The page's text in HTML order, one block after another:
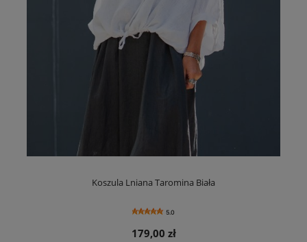
Koszula Lniana Taromina Biała
5.0
179,00 zł